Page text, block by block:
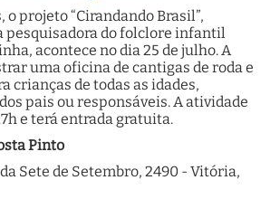
o projeto “Cirandando Brasil”,
pesquisadora do folclore infantil
acontece no dia 25 de julho. A
uma oficina de cantigas de roda e
crianças de todas as idades,
pais ou responsáveis. A atividade
e terá entrada gratuita.
Pinto
Sete de Setembro, 2490 - Vitória,